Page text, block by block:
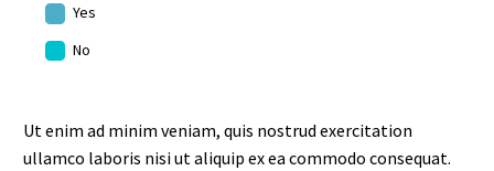
Yes
No
Ut enim ad minim veniam, quis nostrud exercitation
ullamco laboris nisi ut aliquip ex ea commodo consequat.